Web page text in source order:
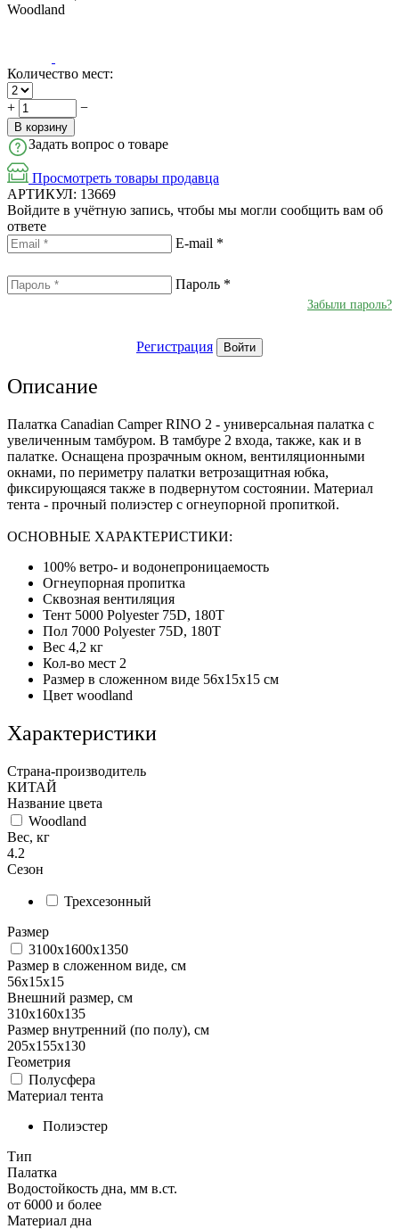
Woodland
Количество мест:
+ −
В корзину
Задать вопрос о товаре
Просмотреть товары продавца
АРТИКУЛ: 13669
Войдите в учётную запись, чтобы мы могли сообщить вам об
ответе
E-mail *
Пароль *
Забыли пароль?
Регистрация Войти
Описание
Палатка Canadian Camper RINO 2 - универсальная палатка с
увеличенным тамбуром. В тамбуре 2 входа, также, как и в
палатке. Оснащена прозрачным окном, вентиляционными
окнами, по периметру палатки ветрозащитная юбка,
фиксирующаяся также в подвернутом состоянии. Материал
тента - прочный полиэстер с огнеупорной пропиткой.
ОСНОВНЫЕ ХАРАКТЕРИСТИКИ:
100% ветро- и водонепроницаемость
Огнеупорная пропитка
Сквозная вентиляция
Тент 5000 Polyester 75D, 180T
Пол 7000 Polyester 75D, 180T
Вес 4,2 кг
Кол-во мест 2
Размер в сложенном виде 56x15x15 см
Цвет woodland
Характеристики
Страна-производитель
КИТАЙ
Название цвета
Woodland
Вес, кг
4.2
Сезон
Трехсезонный
Размер
3100х1600х1350
Размер в сложенном виде, см
56х15х15
Внешний размер, см
310x160x135
Размер внутренний (по полу), см
205x155x130
Геометрия
Полусфера
Материал тента
Полиэстер
Тип
Палатка
Водостойкость дна, мм в.ст.
от 6000 и более
Материал дна